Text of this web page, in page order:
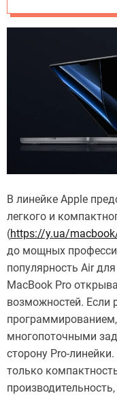
й
В линейке Apple
легкого и
(https://y.ua/
до мощных
популярность Air
MacBook Pro
возможностей. Если
многопоточными
сторону Pro-
только